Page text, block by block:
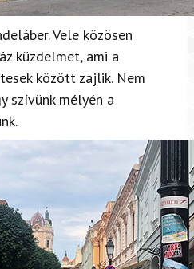
Vele közösen
küzdelmet, ami a
között zajlik. Nem
szívünk mélyén a